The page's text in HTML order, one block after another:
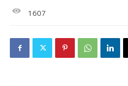
1607